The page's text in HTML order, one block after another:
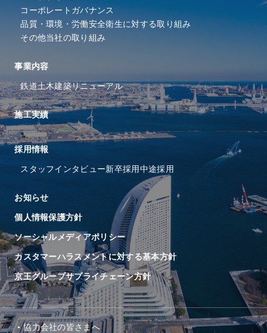
コーポレートガバナンス
品質・環境・労働安全衛⽣に対する取り組み
その他当社の取り組み
事業内容
鉄道土木建築リニューアル
施工実績
採⽤情報
スタッフインタビュー新卒採用中途採用
お知らせ
個人情報保護方針
ソーシャルメディアポリシー
カスタマーハラスメントに対する基本方針
京王グループサプライチェーン方針
協⼒会社の皆さまへ